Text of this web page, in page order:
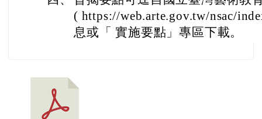
( https://web.arte.gov.tw/nsac/
息或「 實施要點」專區下載。